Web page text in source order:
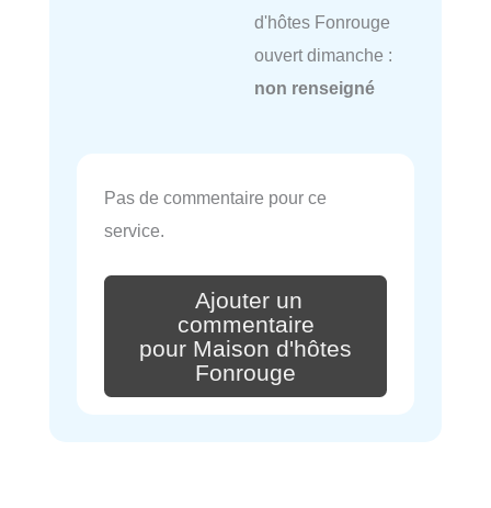
d'hôtes Fonrouge
ouvert dimanche :
non renseigné
Pas de commentaire pour ce
service.
Ajouter un
commentaire
pour Maison d'hôtes
Fonrouge